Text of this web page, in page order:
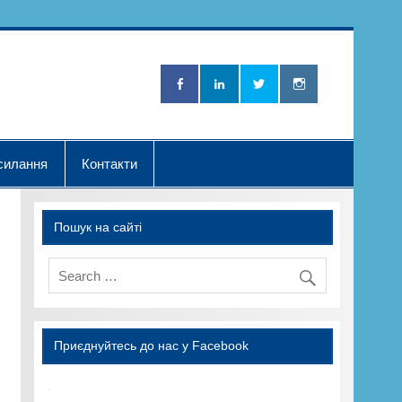
Хвилька"
Контакти
Пошук на сайті
Приєднуйтесь до нас у Facebook